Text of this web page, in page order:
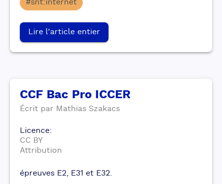
#snt:internet
Lire l'article entier
CCF Bac Pro ICCER
Écrit par Mathias Szakacs
Licence:
CC BY
Attribution
épreuves E2, E31 et E32.